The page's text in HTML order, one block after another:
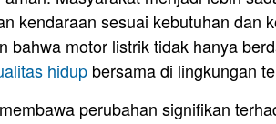
kendaraan sesuai kebutuhan dan
bahwa motor listrik tidak hanya
hidup bersama di lingkungan
perubahan signifikan